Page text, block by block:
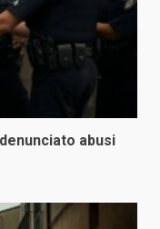
abusi